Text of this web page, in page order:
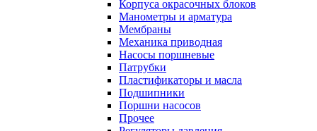
Корпуса окрасочных блоков
Манометры и арматура
Мембраны
Механика приводная
Насосы поршневые
Патрубки
Пластификаторы и масла
Подшипники
Поршни насосов
Прочее